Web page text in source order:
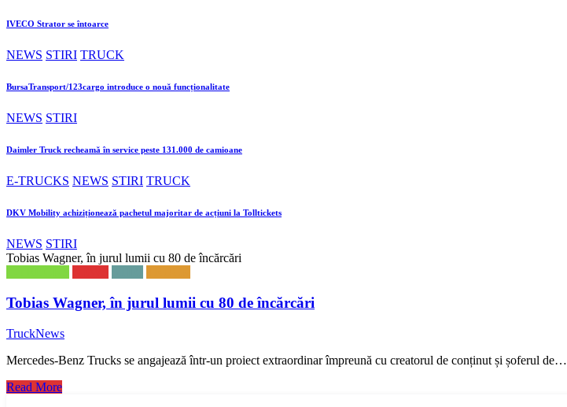
IVECO Strator se întoarce
NEWS STIRI TRUCK
BursaTransport/123cargo introduce o nouă funcționalitate
NEWS STIRI
Daimler Truck recheamă în service peste 131.000 de camioane
E-TRUCKS NEWS STIRI TRUCK
DKV Mobility achiziționează pachetul majoritar de acțiuni la Tolltickets
NEWS STIRI
Tobias Wagner, în jurul lumii cu 80 de încărcări
Tobias Wagner, în jurul lumii cu 80 de încărcări
TruckNews
Mercedes-Benz Trucks se angajează într-un proiect extraordinar împreună cu creatorul de conținut și șoferul de…
Read More